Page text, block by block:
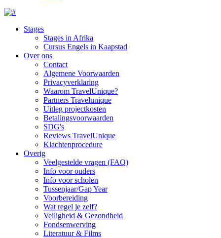
Stages
Stages in Afrika
Cursus Engels in Kaapstad
Over ons
Contact
Algemene Voorwaarden
Privacyverklaring
Waarom TravelUnique?
Partners Travelunique
Uitleg projectkosten
Betalingsvoorwaarden
SDG's
Reviews TravelUnique
Klachtenprocedure
Overig
Veelgestelde vragen (FAQ)
Info voor ouders
Info voor scholen
Tussenjaar/Gap Year
Voorbereiding
Wat regel je zelf?
Veiligheid & Gezondheid
Fondsenwerving
Literatuur & Films